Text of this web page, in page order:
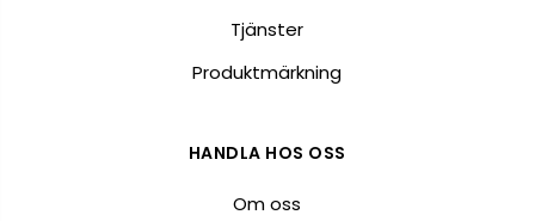
Tjänster
Produktmärkning
HANDLA HOS OSS
Om oss